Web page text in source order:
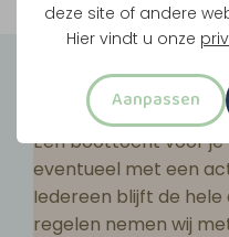
deze site of andere
Hier vindt u onze
Aanpassen
Groepsuitjes
Een boottocht voor je
eventueel met een
Iedereen blijft de hele
regelen nemen wij